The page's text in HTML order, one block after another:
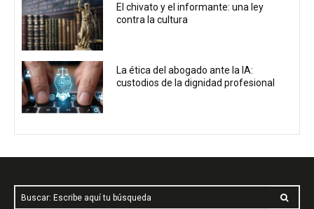
El chivato y el informante: una ley
contra la cultura
La ética del abogado ante la IA:
custodios de la dignidad profesional
Buscar: Escribe aquí tu búsqueda